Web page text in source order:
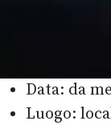
Data: da
Luogo: